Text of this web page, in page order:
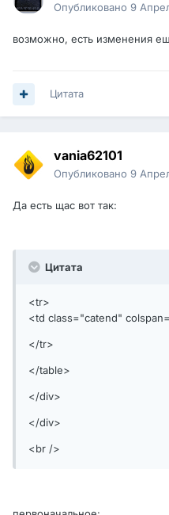
Опубликовано 9
возможно, есть изменения
Цитата
vania62101
Опубликовано 9
Да есть щас вот так:
Цитата
<tr>
<td class="catend"
</tr>
</table>
</div>
</div>
<br />